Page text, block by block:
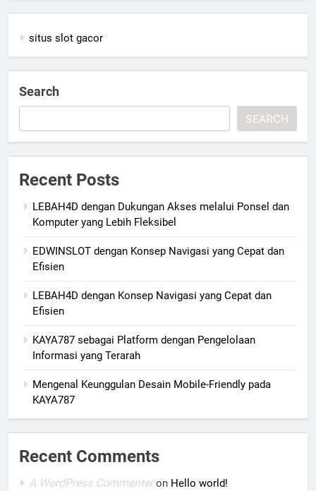
situs slot gacor
Search
SEARCH
Recent Posts
LEBAH4D dengan Dukungan Akses melalui Ponsel dan
Komputer yang Lebih Fleksibel
EDWINSLOT dengan Konsep Navigasi yang Cepat dan
Efisien
LEBAH4D dengan Konsep Navigasi yang Cepat dan
Efisien
KAYA787 sebagai Platform dengan Pengelolaan
Informasi yang Terarah
Mengenal Keunggulan Desain Mobile-Friendly pada
KAYA787
Recent Comments
A WordPress Commenteron Hello world!